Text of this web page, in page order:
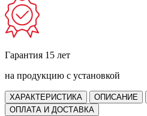
Гарантия 15 лет
на продукцию с установкой
ХАРАКТЕРИСТИКА ОПИСАНИЕ
ОПЛАТА И ДОСТАВКА